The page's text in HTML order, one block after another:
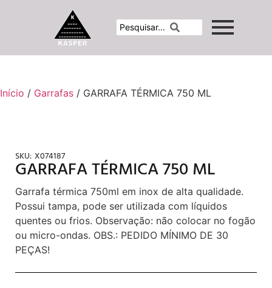
Início / Garrafas / GARRAFA TÉRMICA 750 ML
SKU: X074187
GARRAFA TÉRMICA 750 ML
Garrafa térmica 750ml em inox de alta qualidade.
Possui tampa, pode ser utilizada com líquidos
quentes ou frios. Observação: não colocar no fogão
ou micro-ondas. OBS.: PEDIDO MÍNIMO DE 30
PEÇAS!